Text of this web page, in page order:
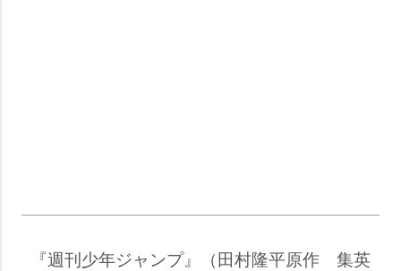
『週刊少年ジャンプ』（田村隆平原作 集英